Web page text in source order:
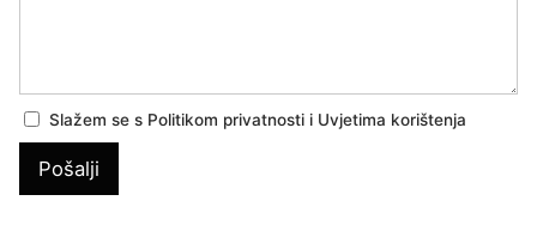
Slažem se s Politikom privatnosti i Uvjetima korištenja